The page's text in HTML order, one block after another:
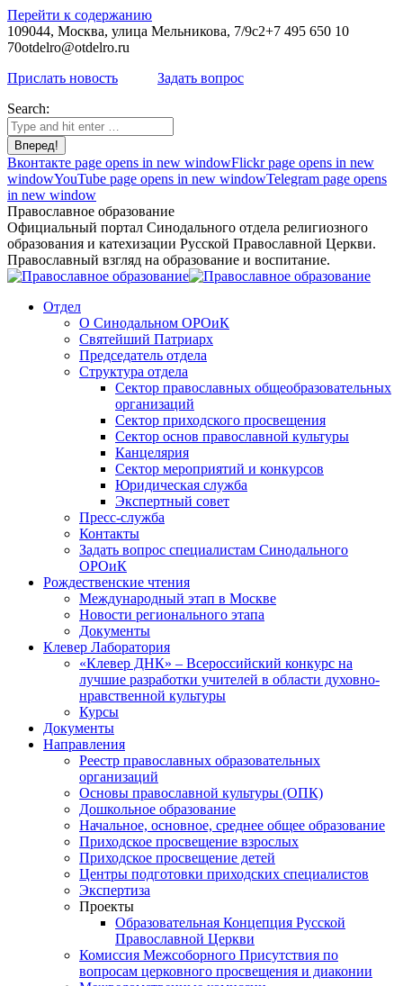
Перейти к содержанию
109044, Москва, улица Мельникова, 7/9с2+7 495 650 10
70otdelro@otdelro.ru
Прислать новость
Задать вопрос
Search:
Вконтакте page opens in new windowFlickr page opens in new
windowYouTube page opens in new windowTelegram page opens
in new window
Православное образование
Официальный портал Синодального отдела религиозного
образования и катехизации Русской Православной Церкви.
Православный взгляд на образование и воспитание.
Отдел
О Синодальном ОРОиК
Святейший Патриарх
Председатель отдела
Структура отдела
Сектор православных общеобразовательных
организаций
Сектор приходского просвещения
Сектор основ православной культуры
Канцелярия
Сектор мероприятий и конкурсов
Юридическая служба
Экспертный совет
Пресс-служба
Контакты
Задать вопрос специалистам Синодального
ОРОиК
Рождественские чтения
Международный этап в Москве
Новости регионального этапа
Документы
Клевер Лаборатория
«Клевер ДНК» – Всероссийский конкурс на
лучшие разработки учителей в области духовно-
нравственной культуры
Курсы
Документы
Направления
Реестр православных образовательных
организаций
Основы православной культуры (ОПК)
Дошкольное образование
Начальное, основное, среднее общее образование
Приходское просвещение взрослых
Приходское просвещение детей
Центры подготовки приходских специалистов
Экспертиза
Проекты
Образовательная Концепция Русской
Православной Церкви
Комиссия Межсоборного Присутствия по
вопросам церковного просвещения и диаконии